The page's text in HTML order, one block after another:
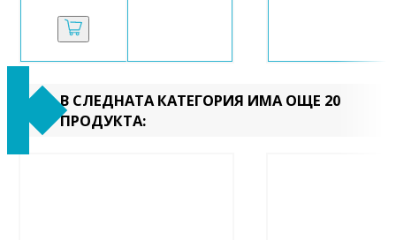
В СЛЕДНАТА КАТЕГОРИЯ ИМА ОЩЕ 20
ПРОДУКТА: